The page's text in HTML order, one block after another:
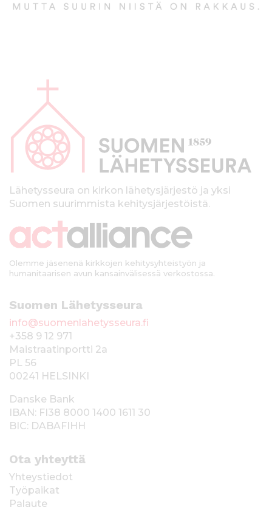
p
kLähetysseura on kirkon lähetysjärjestö ja yksi
Suomen suurimmista kehitysjärjestöistä.
Olemme jäsenenä kirkkojen kehitysyhteistyön ja
humanitaarisen avun kansainvälisessä verkostossa.
Suomen Lähetysseura
info@suomenlahetysseura.fi
+358 9 12 971
Maistraatinportti 2a
PL 56
00241 HELSINKI
Danske Bank
IBAN: FI38 8000 1400 1611 30
BIC: DABAFIHH
Ota yhteyttä
Yhteystiedot
Työpaikat
Palaute